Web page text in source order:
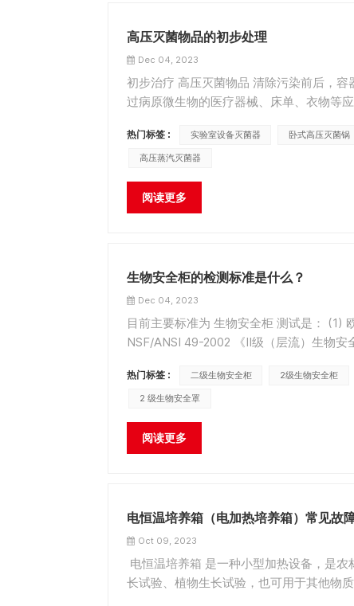
高压灭菌物品的初步处理
Dec 04, 2023
初步治疗 高压灭菌物品 清除污染前后，
过病原微生物的医疗器械、床单、衣物等
热门标签 : 实验室设备灭菌器 卧式高压灭菌锅
高压蒸汽灭菌器
阅读更多
生物安全柜的检测标准是什么？
Dec 04, 2023
目前主要标准为 生物安全柜 测试是： (1)
NSF/ANSI 49-2002 《II级（层流）生物
热门标签 : 二级生物安全柜 2级生物安全柜
2 级生物安全罩
阅读更多
电恒温培养箱（电加热培养箱）常见故
Oct 09, 2023
电恒温培养箱 是一种小型加热设备，是
长试验、植物生长试验，也可用于其他物